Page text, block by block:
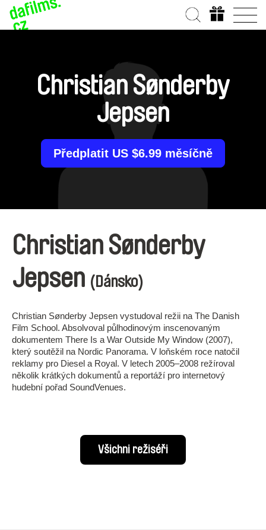
Christian Sønderby
Jepsen
Předplatit US $6.99 měsíčně
Christian Sønderby
Jepsen (Dánsko)
Christian Sønderby Jepsen vystudoval režii na The Danish
Film School. Absolvoval půlhodinovým inscenovaným
dokumentem There Is a War Outside My Window (2007),
který soutěžil na Nordic Panorama. V loňském roce natočil
reklamy pro Diesel a Royal. V letech 2005–2008 režíroval
několik krátkých dokumentů a reportáží pro internetový
hudební pořad SoundVenues.
Všichni režiséři